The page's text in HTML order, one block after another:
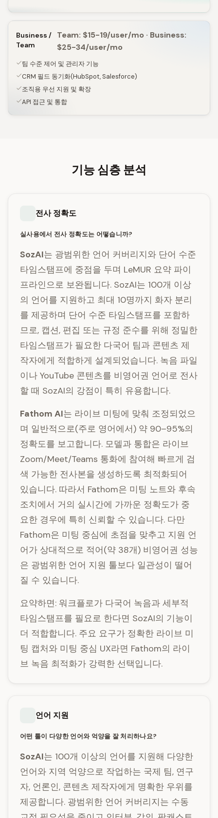
Business /
Team
Team: $15-19/user/mo · Business:
$25-34/user/mo
팀 수준 제어 및 관리자 기능
CRM 필드 동기화(HubSpot, Salesforce)
조직용 우선 지원 및 확장
API 접근 및 통합
기능 심층 분석
전사 정확도
실사용에서 전사 정확도는 어떻습니까?
SozAI는 광범위한 언어 커버리지와 단어 수준
타임스탬프에 중점을 두며 LeMUR 요약 파이
프라인으로 보완됩니다. SozAI는 100개 이상
의 언어를 지원하고 최대 10명까지 화자 분리
를 제공하며 단어 수준 타임스탬프를 포함하
므로, 캡션, 편집 또는 규정 준수를 위해 정밀한
타임스탬프가 필요한 다국어 팀과 콘텐츠 제
작자에게 적합하게 설계되었습니다. 녹음 파일
이나 YouTube 콘텐츠를 비영어권 언어로 전사
할 때 SozAI의 강점이 특히 유용합니다.
Fathom AI는 라이브 미팅에 맞춰 조정되었으
며 일반적으로(주로 영어에서) 약 90–95%의
정확도를 보고합니다. 모델과 통합은 라이브
Zoom/Meet/Teams 통화에 참여해 빠르게 검
색 가능한 전사본을 생성하도록 최적화되어
있습니다. 따라서 Fathom은 미팅 노트와 후속
조치에서 거의 실시간에 가까운 정확도가 중
요한 경우에 특히 신뢰할 수 있습니다. 다만
Fathom은 미팅 중심에 초점을 맞추고 지원 언
어가 상대적으로 적어(약 38개) 비영어권 성능
은 광범위한 언어 지원 툴보다 일관성이 떨어
질 수 있습니다.
요약하면: 워크플로가 다국어 녹음과 세부적
타임스탬프를 필요로 한다면 SozAI의 기능이
더 적합합니다. 주요 요구가 정확한 라이브 미
팅 캡처와 미팅 중심 UX라면 Fathom의 라이
브 녹음 최적화가 강력한 선택입니다.
언어 지원
어떤 툴이 다양한 언어와 억양을 잘 처리하나요?
SozAI는 100개 이상의 언어를 지원해 다양한
언어와 지역 억양으로 작업하는 국제 팀, 연구
자, 언론인, 콘텐츠 제작자에게 명확한 우위를
제공합니다. 광범위한 언어 커버리지는 수동